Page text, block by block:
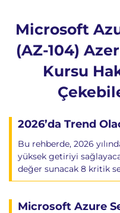
VM Deployment
VM Sizing
VM Storage
Secure Access
Availability Sets
Availability Zones
Scalability
Virtual Machine
Autoscaling
10. Azure App
Microsoft
(AZ-104)
Kursu
2026’da Trend
Bu rehberde, 2026
yüksek getiriyi
değer sunacak 8 kritik
Microsoft Azure